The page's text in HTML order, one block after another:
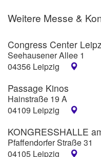
Weitere Messe &
Congress Center
Seehausener Allee 1
04356 Leipzig
Passage Kinos
Hainstraße 19 A
04109 Leipzig
KONGRESSHALLE
Pfaffendorfer Straße 31
04105 Leipzig